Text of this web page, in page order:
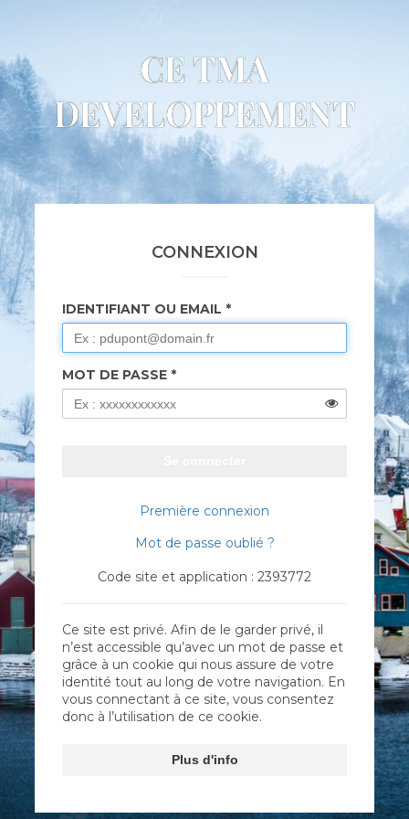
CE TMA
DEVELOPPEMENT
CONNEXION
IDENTIFIANT OU EMAIL
MOT DE PASSE
Première connexion
Mot de passe oublié ?
Code site et application : 2393772
Ce site est privé. Afin de le garder privé, il
n’est accessible qu’avec un mot de passe et
grâce à un cookie qui nous assure de votre
identité tout au long de votre navigation. En
vous connectant à ce site, vous consentez
donc à l’utilisation de ce cookie.
Plus d'info